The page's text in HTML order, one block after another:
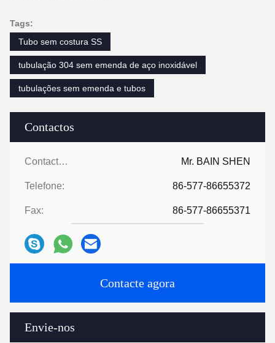
Contactos
Contactos: Mr. BAIN SHEN
Telefone: 86-577-86655372
Fax: 86-577-86655371
Contacte agora
Envie-nos
Tags:
Tubo sem costura SS
tubulação 304 sem emenda de aço inoxidável
tubulações sem emenda e tubos